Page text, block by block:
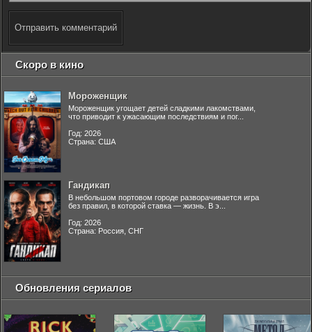
Отправить комментарий
Скоро в кино
Мороженщик
Мороженщик угощает детей сладкими лакомствами,
что приводит к ужасающим последствиям и пог...
Год: 2026
Страна: США
Гандикап
В небольшом портовом городе разворачивается игра
без правил, в которой ставка — жизнь. В э...
Год: 2026
Страна: Россия, СНГ
Обновления сериалов